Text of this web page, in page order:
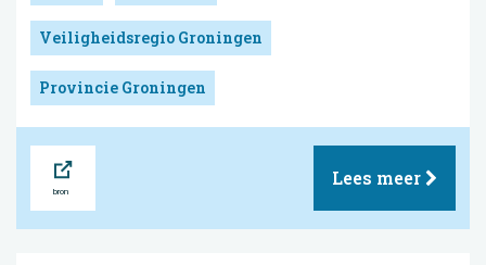
Veiligheidsregio Groningen
Provincie Groningen
Lees meer